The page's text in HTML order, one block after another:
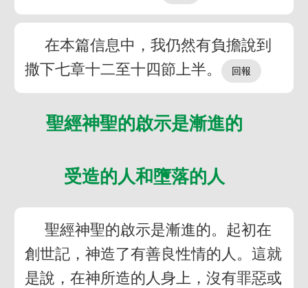
在本篇信息中，我仍然有負擔說到
撒下七章十二至十四節上半。
聖經神聖的啟示是漸進的
受造的人和墮落的人
聖經神聖的啟示是漸進的。起初在
創世記，神造了有善良性情的人。這就
是說，在神所造的人身上，沒有罪惡或